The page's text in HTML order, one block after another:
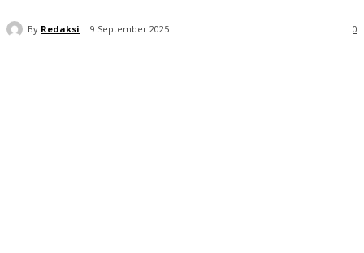
By Redaksi 9 September 2025 0